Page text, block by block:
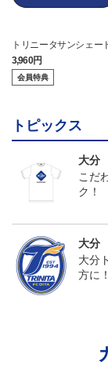
トリニータサンシェー
3,960円
会員特典
トピックス
大分
こだ
ク！
大分
大分
方に